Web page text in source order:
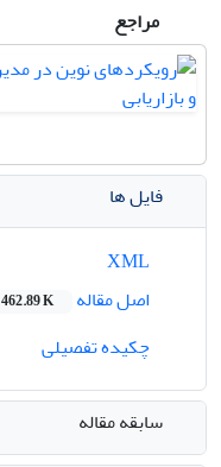
مراجع
فایل ها
اصل مقاله
462.89 K
چکیده تفصیلی
سابقه مقاله